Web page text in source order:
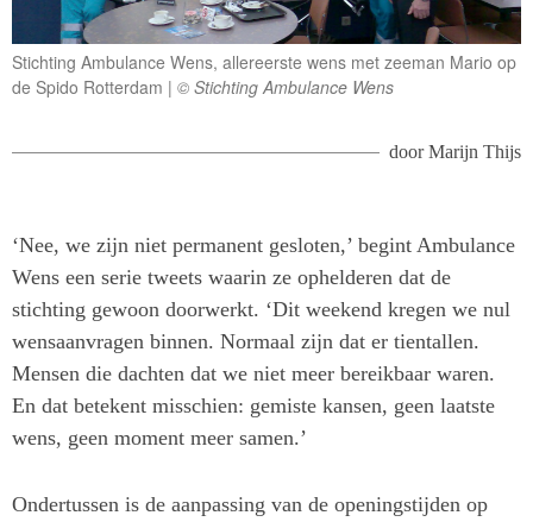
Stichting Ambulance Wens, allereerste wens met zeeman Mario op
de Spido Rotterdam
© Stichting Ambulance Wens
doorMarijn Thijs
‘Nee, we zijn niet permanent gesloten,’ begint Ambulance
Wens een serie tweets waarin ze ophelderen dat de
stichting gewoon doorwerkt. ‘Dit weekend kregen we nul
wensaanvragen binnen. Normaal zijn dat er tientallen.
Mensen die dachten dat we niet meer bereikbaar waren.
En dat betekent misschien: gemiste kansen, geen laatste
wens, geen moment meer samen.’
Ondertussen is de aanpassing van de openingstijden op